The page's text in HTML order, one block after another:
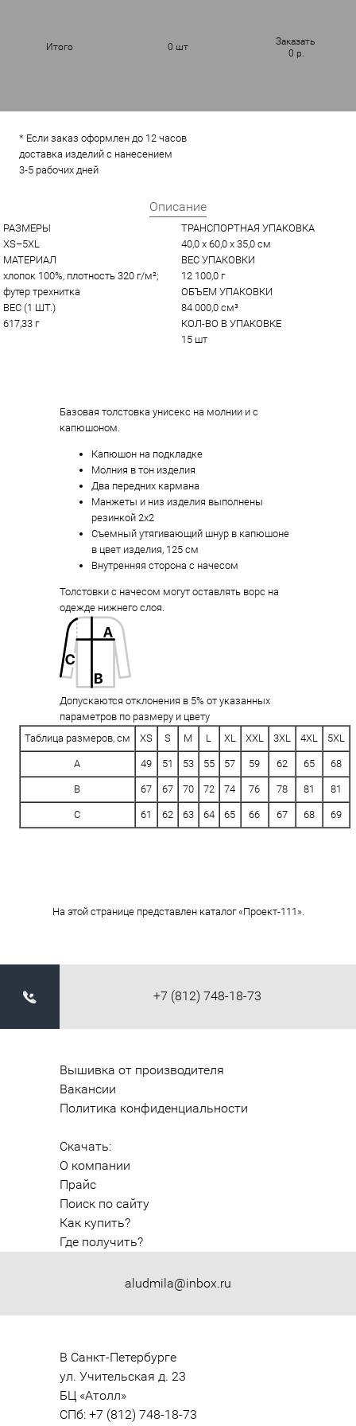
Итого 0 шт
Заказать
0 р.
* Если заказ оформлен до 12 часов
доставка изделий с нанесением
3-5 рабочих дней
Описание
РАЗМЕРЫ
XS–5XL
МАТЕРИАЛ
хлопок 100%, плотность 320 г/м²;
футер трехнитка
ВЕС (1 ШТ.)
617,33 г
ТРАНСПОРТНАЯ УПАКОВКА
40,0 x 60,0 x 35,0 см
ВЕС УПАКОВКИ
12 100,0 г
ОБЪЕМ УПАКОВКИ
84 000,0 см³
КОЛ-ВО В УПАКОВКЕ
15 шт
Базовая толстовка унисекс на молнии и с
капюшоном.
Капюшон на подкладке
Молния в тон изделия
Два передних кармана
Манжеты и низ изделия выполнены
резинкой 2х2
Съемный утягивающий шнур в капюшоне
в цвет изделия, 125 см
Внутренняя сторона с начесом
Толстовки с начесом могут оставлять ворс на
одежде нижнего слоя.
Допускаются отклонения в 5% от указанных
параметров по размеру и цвету
Таблица размеров, см
XS S M L XL XXL 3XL 4XL 5XL
A 49 51 53 55 57 59 62 65 68
B 67 67 70 72 74 76 78 81 81
C 61 62 63 64 65 66 67 68 69
На этой странице представлен каталог «Проект-111».
+7 (812) 748-18-73
aludmila@inbox.ru
Вышивка от производителя
Вакансии
Политика конфиденциальности
Скачать:
О компании
Прайс
Поиск по сайту
Как купить?
Где получить?
В Санкт-Петербурге
ул. Учительская д. 23
БЦ «Атолл»
СПб: +7 (812) 748-18-73